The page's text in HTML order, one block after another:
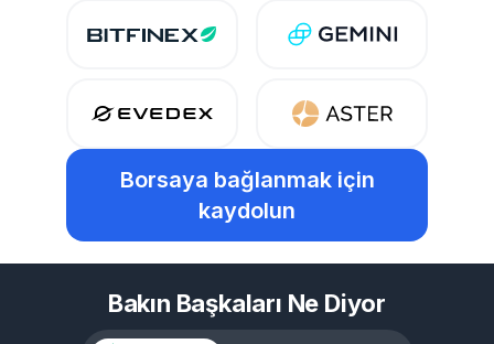
Borsaya bağlanmak için
kaydolun
Bakın Başkaları Ne Diyor